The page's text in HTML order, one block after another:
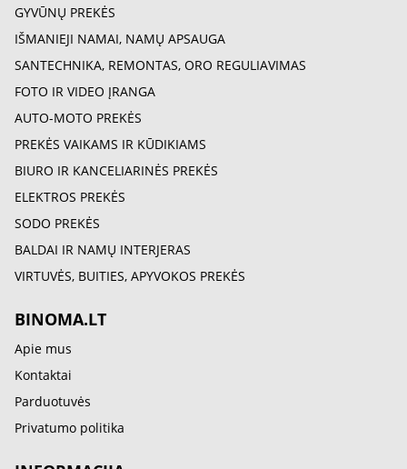
GYVŪNŲ PREKĖS
IŠMANIEJI NAMAI, NAMŲ APSAUGA
SANTECHNIKA, REMONTAS, ORO REGULIAVIMAS
FOTO IR VIDEO ĮRANGA
AUTO-MOTO PREKĖS
PREKĖS VAIKAMS IR KŪDIKIAMS
BIURO IR KANCELIARINĖS PREKĖS
ELEKTROS PREKĖS
SODO PREKĖS
BALDAI IR NAMŲ INTERJERAS
VIRTUVĖS, BUITIES, APYVOKOS PREKĖS
BINOMA.LT
Apie mus
Kontaktai
Parduotuvės
Privatumo politika